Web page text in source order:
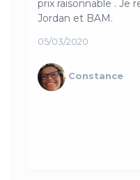
prix raisonnable . Je
Jordan et BAM.
05/03/2020
Constance